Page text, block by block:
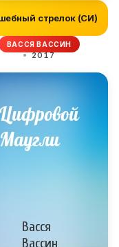
стрелок (СИ)
ВАССЯ ВАССИН
2017